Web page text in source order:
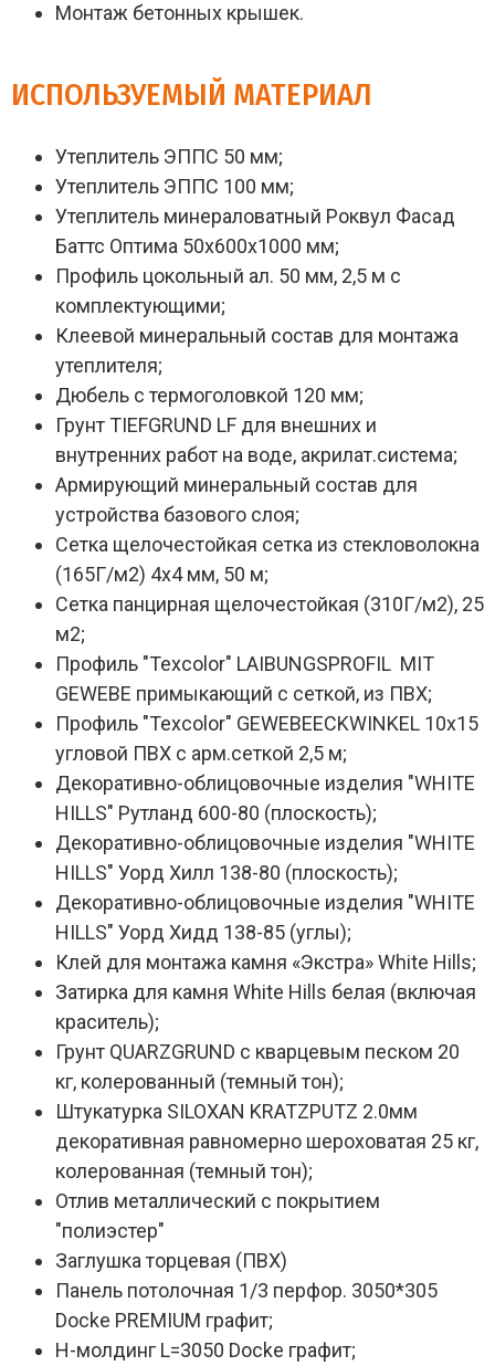
Монтаж бетонных крышек.
ИСПОЛЬЗУЕМЫЙ МАТЕРИАЛ
Утеплитель ЭППС 50 мм;
Утеплитель ЭППС 100 мм;
Утеплитель минераловатный Роквул Фасад
Баттс Оптима 50х600х1000 мм;
Профиль цокольный ал. 50 мм, 2,5 м с
комплектующими;
Клеевой минеральный состав для монтажа
утеплителя;
Дюбель с термоголовкой 120 мм;
Грунт TIEFGRUND LF для внешних и
внутренних работ на воде, акрилат.система;
Армирующий минеральный состав для
устройства базового слоя;
Сетка щелочестойкая сетка из стекловолокна
(165Г/м2) 4х4 мм, 50 м;
Сетка панцирная щелочестойкая (310Г/м2), 25
м2;
Профиль "Texcolor" LAIBUNGSPROFIL MIT
GEWEBE примыкающий с сеткой, из ПВХ;
Профиль "Texcolor" GEWEBEECKWINKEL 10х15
угловой ПВХ с арм.сеткой 2,5 м;
Декоративно-облицовочные изделия "WHITE
HILLS" Рутланд 600-80 (плоскость);
Декоративно-облицовочные изделия "WHITE
HILLS" Уорд Хилл 138-80 (плоскость);
Декоративно-облицовочные изделия "WHITE
HILLS" Уорд Хидд 138-85 (углы);
Клей для монтажа камня «Экстра» White Hills;
Затирка для камня White Hills белая (включая
краситель);
Грунт QUARZGRUND с кварцевым песком 20
кг, колерованный (темный тон);
Штукатурка SILOXAN KRATZPUTZ 2.0мм
декоративная равномерно шероховатая 25 кг,
колерованная (темный тон);
Отлив металлический с покрытием
"полиэстер"
Заглушка торцевая (ПВХ)
Панель потолочная 1/3 перфор. 3050*305
Docke PREMIUM графит;
Н-молдинг L=3050 Docke графит;